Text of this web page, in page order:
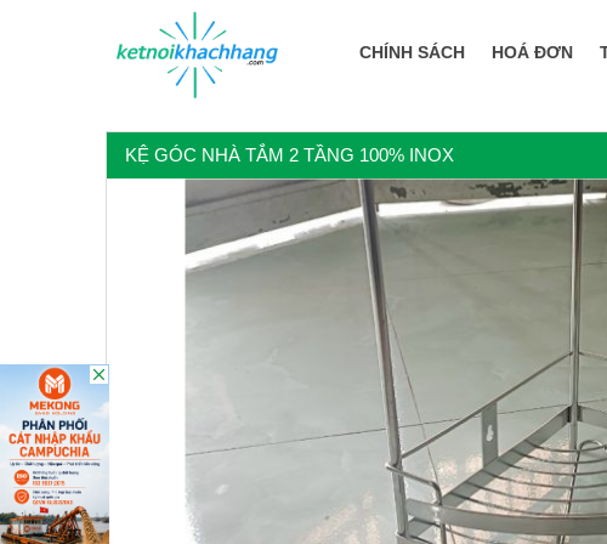
CHÍNH SÁCH HOÁ ĐƠN
KỆ GÓC NHÀ TẮM 2 TẦNG 100% INOX